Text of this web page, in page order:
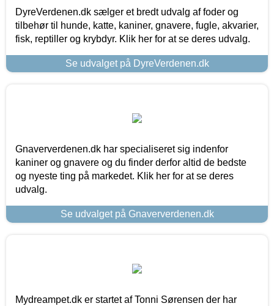
DyreVerdenen.dk sælger et bredt udvalg af foder og
tilbehør til hunde, katte, kaniner, gnavere, fugle, akvarier,
fisk, reptiller og krybdyr. Klik her for at se deres udvalg.
Se udvalget på DyreVerdenen.dk
Gnaververdenen.dk har specialiseret sig indenfor
kaniner og gnavere og du finder derfor altid de bedste
og nyeste ting på markedet. Klik her for at se deres
udvalg.
Se udvalget på Gnaververdenen.dk
Mydreampet.dk er startet af Tonni Sørensen der har